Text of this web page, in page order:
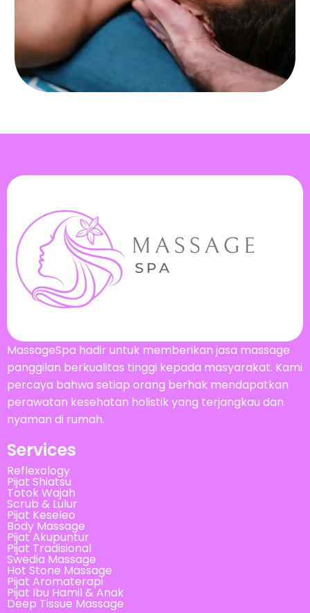
MassageSpa hadir untuk memberikan jasa massage
panggilan berkualitas tinggi kepada masyarakat. Kami
percaya bahwa setiap orang berhak mendapatkan
perawatan kesehatan holistik yang terjangkau dan
nyaman di rumah.
Services
Reflexology
Pijat Shiatsu
Totok Wajah
Scrub & Lulur
Pijat Keseleo
Body Massage
Pijat Akupuntur
Pijat Tradisional
Swedia Massage
Hot Stone Massage
Pijat Aromaterapi
Pijat Ibu Hamil & Anak
Deep Tissue Massage